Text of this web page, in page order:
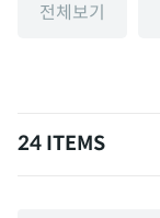
전체보기
24 ITEMS